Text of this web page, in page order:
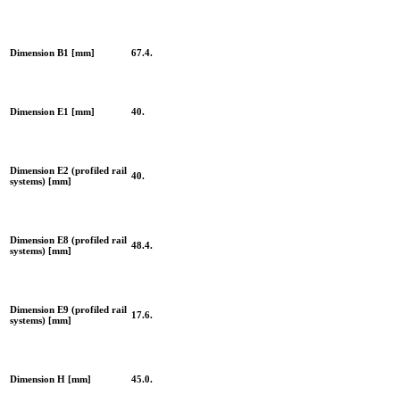
Dimension B1 [mm] 67.4.
Dimension E1 [mm] 40.
Dimension E2 (profiled rail
systems) [mm]
40.
Dimension E8 (profiled rail
systems) [mm]
48.4.
Dimension E9 (profiled rail
systems) [mm]
17.6.
Dimension H [mm] 45.0.